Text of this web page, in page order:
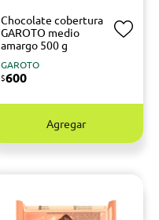
Chocolate cobertura
GAROTO medio
amargo 500 g
GAROTO
$600
Agregar